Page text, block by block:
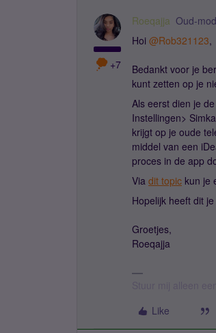
+7
Roeqajja Oud-
Hoi @Rob321123,
Bedankt voor je
kunt zetten op je
Als eerst dien je
Instellingen>
krijgt op je oude
middel van een
proces in de app
Via dit topic kun je
Hopelijk heeft dit
Groetjes,
Roeqajja
Like